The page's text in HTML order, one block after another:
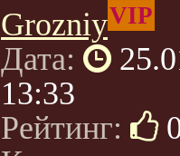
GrozniyVIP
Дата:
13:33
Рейтинг: